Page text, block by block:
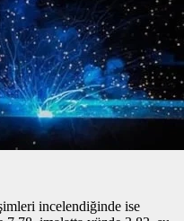
incelendiğinde ise